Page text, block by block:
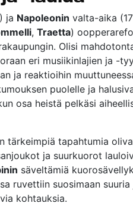
ja Napoleonin valta-aika
, Traetta)
Olisi
eri musiikinlajien ja -
ja reaktioihin
puolelle ja
osa heistä pelkäsi
tärkeimpiä tapahtumia
ja suurkuorot
säveltämiä
ruvettiin suosimaan
kohtauksia.